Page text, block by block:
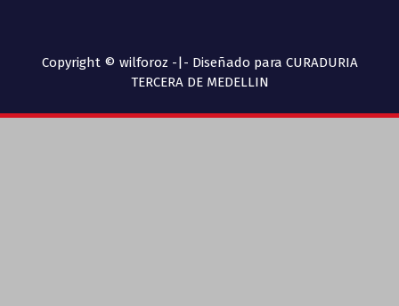
Copyright © wilforoz -|- Diseñado para CURADURIA
TERCERA DE MEDELLIN